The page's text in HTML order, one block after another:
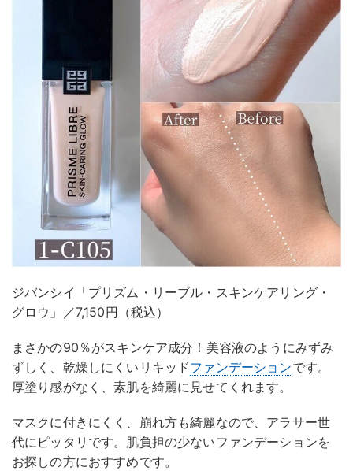
ジバンシイ「プリズム・リーブル・スキンケアリング・
グロウ」／7,150円（税込）
まさかの90％がスキンケア成分！美容液のようにみずみ
ずしく、乾燥しにくいリキッドファンデーションです。
厚塗り感がなく、素肌を綺麗に見せてくれます。
マスクに付きにくく、崩れ方も綺麗なので、アラサー世
代にピッタリです。肌負担の少ないファンデーションを
お探しの方におすすめです。